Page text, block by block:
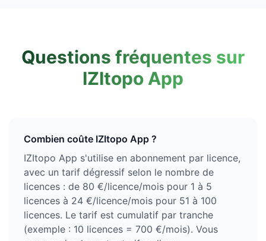
Questions fréquentes sur
IZItopo App
Combien coûte IZItopo App ?
IZItopo App s'utilise en abonnement par licence,
avec un tarif dégressif selon le nombre de
licences : de 80 €/licence/mois pour 1 à 5
licences à 24 €/licence/mois pour 51 à 100
licences. Le tarif est cumulatif par tranche
(exemple : 10 licences = 700 €/mois). Vous